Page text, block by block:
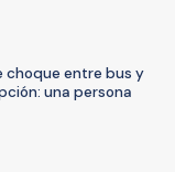
entre bus y
una persona